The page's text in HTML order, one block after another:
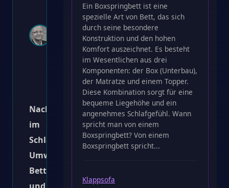
3
Min. Lesezeit
Kommentare
Nachhaltigkeit
im
Schlafzimmer:
Umweltfreundliche
Betten
Ein Boxspringbett ist eine
spezielle Art von Bett, das sich
durch seine besondere
Konstruktion und den hohen
Komfort auszeichnet. Es besteht
im Wesentlichen aus drei
Komponenten: der Box (Unterbau),
der Matratze und einem Topper.
Diese Kombination sorgt für eine
bequeme Liegehöhe und ein
angenehmes Schlafgefühl. Wann
spricht man von einem
Boxspringbett? Von einem
Boxspringbett spricht...
Klappsofa